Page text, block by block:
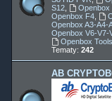
S12
Openbox
Openbox F4
Openbox A3-A4-
Openbox V6-V7-
Openbox Tools
Tematy: 242
AB